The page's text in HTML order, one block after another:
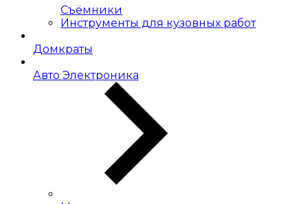
Съёмники
Инструменты для кузовных работ
Домкраты
Авто Электроника